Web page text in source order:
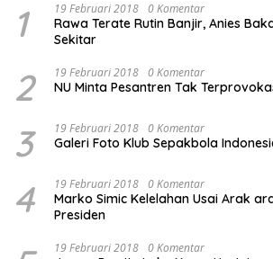
1 19 Februari 2018 0 Komentar
Rawa Terate Rutin Banjir, Anies
Sekitar
2 19 Februari 2018 0 Komentar
NU Minta Pesantren Tak
3 19 Februari 2018 0 Komentar
Galeri Foto Klub Sepakbola
4 19 Februari 2018 0 Komentar
Marko Simic Kelelahan Usai Arak
Presiden
19 Februari 2018 0 Komentar